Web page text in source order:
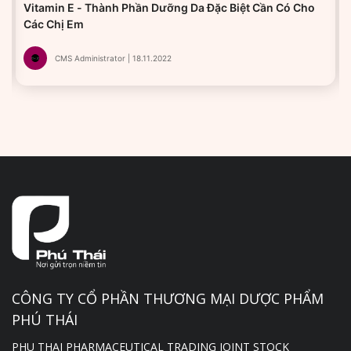
Vitamin E - Thành Phần Dưỡng Da Đặc Biệt Cần Có Cho
Các Chị Em
CMS Administrator | 18.11.2022
CÔNG TY CỔ PHẦN THƯƠNG MẠI DƯỢC PHẨM
PHÚ THÁI
PHU THAI PHARMACEUTICAL TRADING JOINT STOCK